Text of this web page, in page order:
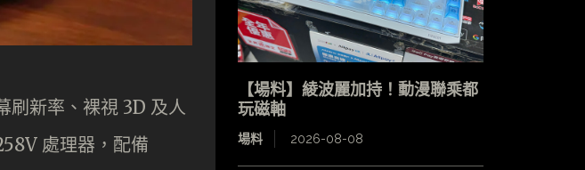
新率、裸視 3D 及人
處理器，配備
【場料】綾波麗加持！動漫聯乘都
玩磁軸
場料 2026-08-08